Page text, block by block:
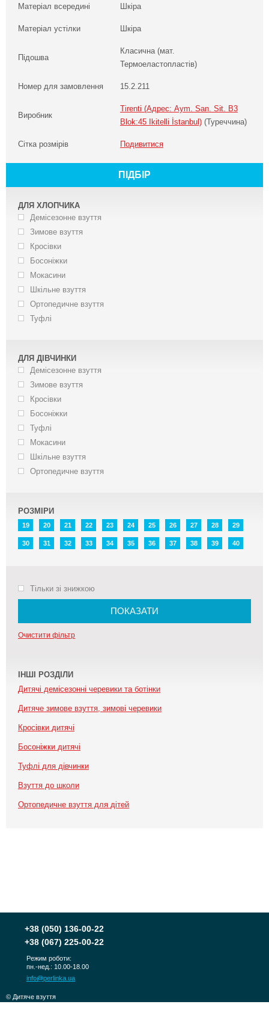
Матеріал всередині Шкіра
Матеріал устілки Шкіра
Підошва
Класична (мат.
Термоеластопластів)
Номер для замовлення 15.2.211
Виробник
Tirenti (Адрес: Aym. San. Sit. B3
Blok:45 Ikitelli İstanbul) (Туреччина)
Сітка розмірів Подивитися
ПІДБІР
ДЛЯ ХЛОПЧИКА
Демісезонне взуття
Зимове взуття
Кросівки
Босоніжки
Мокасини
Шкільне взуття
Ортопедичне взуття
Туфлі
ДЛЯ ДІВЧИНКИ
Демісезонне взуття
Зимове взуття
Кросівки
Босоніжки
Туфлі
Мокасини
Шкільне взуття
Ортопедичне взуття
РОЗМІРИ
19 20 21 22 23 24 25 26 27 28 29
30 31 32 33 34 35 36 37 38 39 40
Тільки зі знижкою
ПОКАЗАТИ
Очистити фільтр
ІНШІ РОЗДІЛИ
Дитячі демісезонні черевики та ботінки
Дитяче зимове взуття, зимові черевики
Кросівки дитячі
Босоніжки дитячі
Туфлі для дівчинки
Взуття до школи
Ортопедичне взуття для дітей
+38 (050) 136-00-22
+38 (067) 225-00-22
Режим роботи:
пн.-нед.: 10.00-18.00
info@perlinka.ua
© Дитяче взуття